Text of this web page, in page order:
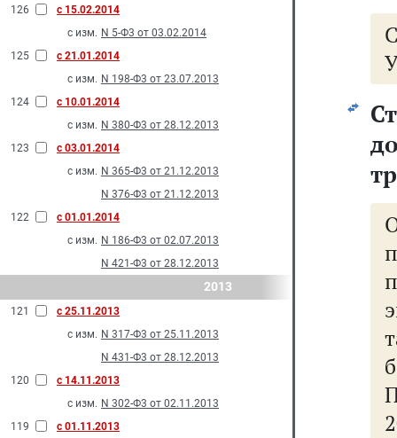
126
с 15.02.2014
с изм. N 5-Ф3 от 03.02.2014
125
с 21.01.2014
с изм. N 198-Ф3 от 23.07.2013
124
с 10.01.2014
с изм. N 380-Ф3 от 28.12.2013
123
с 03.01.2014
с изм. N 365-Ф3 от 21.12.2013
N 376-Ф3 от 21.12.2013
122
с 01.01.2014
с изм. N 186-Ф3 от 02.07.2013
N 421-Ф3 от 28.12.2013
2013
121
с 25.11.2013
с изм. N 317-Ф3 от 25.11.2013
N 431-Ф3 от 28.12.2013
120
с 14.11.2013
с изм. N 302-Ф3 от 02.11.2013
119
с 01.11.2013